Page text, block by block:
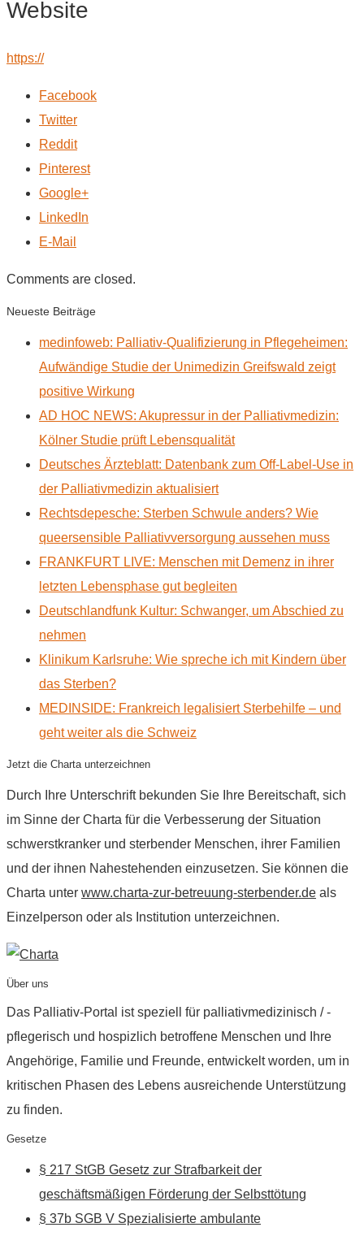
Website
https://
Facebook
Twitter
Reddit
Pinterest
Google+
LinkedIn
E-Mail
Comments are closed.
Neueste Beiträge
medinfoweb: Palliativ-Qualifizierung in Pflegeheimen:
Aufwändige Studie der Unimedizin Greifswald zeigt
positive Wirkung
AD HOC NEWS: Akupressur in der Palliativmedizin:
Kölner Studie prüft Lebensqualität
Deutsches Ärzteblatt: Datenbank zum Off-Label-Use in
der Palliativmedizin aktualisiert
Rechtsdepesche: Sterben Schwule anders? Wie
queersensible Palliativversorgung aussehen muss
FRANKFURT LIVE: Menschen mit Demenz in ihrer
letzten Lebensphase gut begleiten
Deutschlandfunk Kultur: Schwanger, um Abschied zu
nehmen
Klinikum Karlsruhe: Wie spreche ich mit Kindern über
das Sterben?
MEDINSIDE: Frankreich legalisiert Sterbehilfe – und
geht weiter als die Schweiz
Jetzt die Charta unterzeichnen
Durch Ihre Unterschrift bekunden Sie Ihre Bereitschaft, sich
im Sinne der Charta für die Verbesserung der Situation
schwerstkranker und sterbender Menschen, ihrer Familien
und der ihnen Nahestehenden einzusetzen. Sie können die
Charta unter www.charta-zur-betreuung-sterbender.de als
Einzelperson oder als Institution unterzeichnen.
Über uns
Das Palliativ-Portal ist speziell für palliativmedizinisch / -
pflegerisch und hospizlich betroffene Menschen und Ihre
Angehörige, Familie und Freunde, entwickelt worden, um in
kritischen Phasen des Lebens ausreichende Unterstützung
zu finden.
Gesetze
§ 217 StGB Gesetz zur Strafbarkeit der
geschäftsmäßigen Förderung der Selbsttötung
§ 37b SGB V Spezialisierte ambulante